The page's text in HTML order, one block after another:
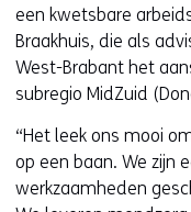
een kwetsbare
Braakhuis, die als
West-Brabant het
subregio MidZuid
“Het leek ons mooi
op een baan. We zijn
werkzaamheden